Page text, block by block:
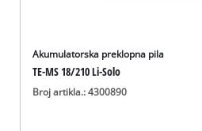
Akumulatorska preklopna pila
TE-MS 18/210 Li-Solo
Broj artikla.: 4300890